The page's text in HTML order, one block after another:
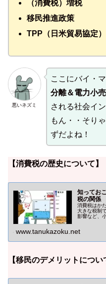
（消費税）増税
移民推進政策
TPP（日米貿易協定
悪いネズミ
ここにバイ・
分離＆電力小
される社会イ
もん・・そり
ずだよね！
【消費税の歴史について】
知ってお
税の関係
消費税はか
大きな税制
影響など、
www.tanukazoku.net
【移民のデメリットについ